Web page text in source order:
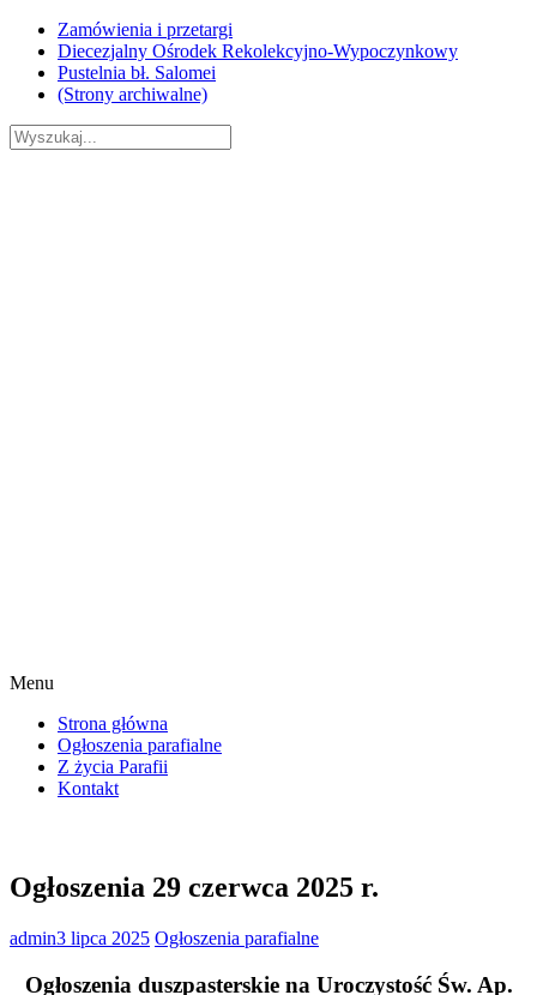
Skip
content
Zamówienia i przetargi
Diecezjalny Ośrodek Rekolekcyjno-Wypoczynkowy
Pustelnia bł. Salomei
(Strony archiwalne)
Menu
Strona główna
Ogłoszenia parafialne
Z życia Parafii
Kontakt
Ogłoszenia 29 czerwca 2025 r.
admin3 lipca 2025 Ogłoszenia parafialne
Ogłoszenia duszpasterskie na Uroczystość Św. Ap.